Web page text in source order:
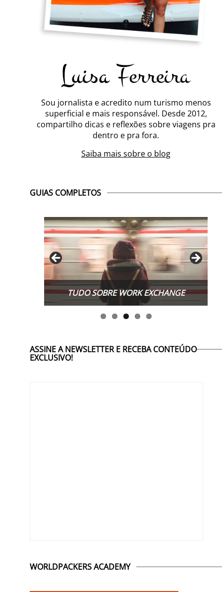
Sou jornalista e acredito num turismo menos
superficial e mais responsável. Desde 2012,
compartilho dicas e reflexões sobre viagens pra
dentro e pra fora.
Saiba mais sobre o blog
GUIAS COMPLETOS
TUDO SOBRE WORK EXCHANGE
ASSINE A NEWSLETTER E RECEBA CONTEÚDO
EXCLUSIVO!
WORLDPACKERS ACADEMY